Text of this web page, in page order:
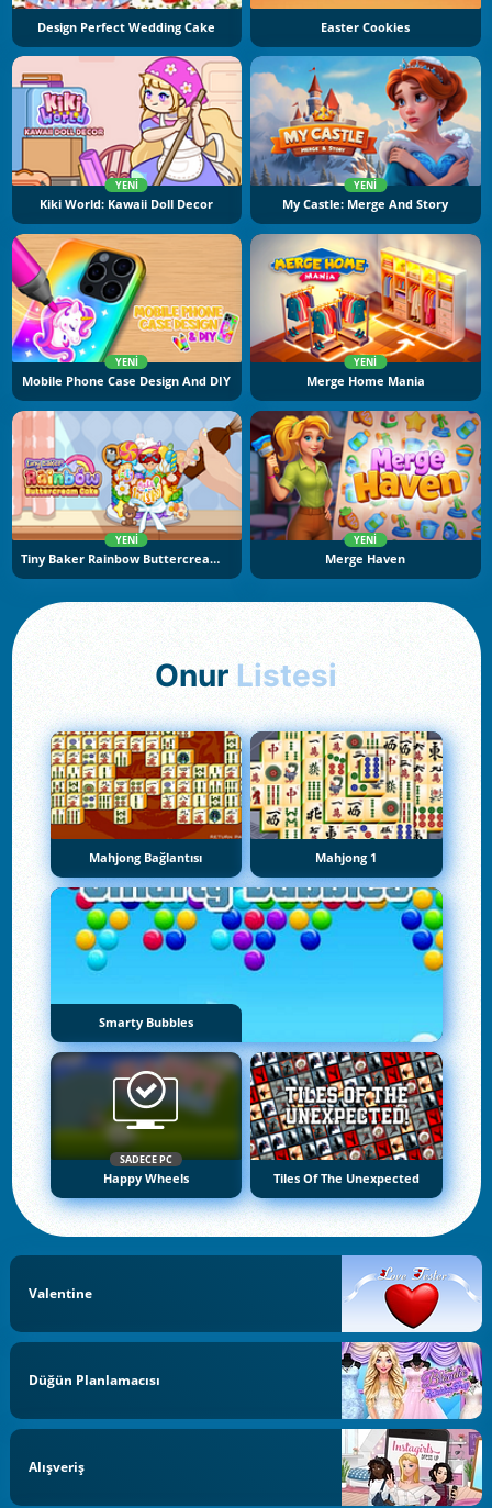
Design Perfect Wedding Cake Easter Cookies
YENI
Kiki World: Kawaii Doll Decor
YENI
My Castle: Merge And Story
YENI
Mobile Phone Case Design And DIY
YENI
Merge Home Mania
YENI
Tiny Baker Rainbow Buttercream Cake
YENI
Merge Haven
Onur Listesi
Mahjong Bağlantısı Mahjong 1
Smarty Bubbles
SADECE PC
Happy Wheels Tiles Of The Unexpected
Valentine
Düğün Planlamacısı
Alışveriş